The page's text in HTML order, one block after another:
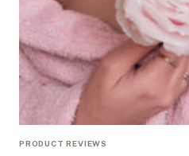
PRODUCT REVIEWS